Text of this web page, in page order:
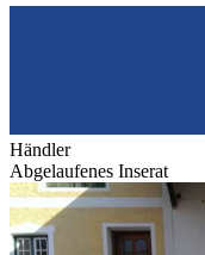
Händler
Abgelaufenes Inserat